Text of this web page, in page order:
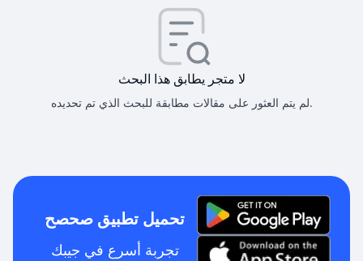
لا متجر يطابق هذا البحث
لم يتم العثور على مقالات مطابقة للبحث الذي تم تحديده.
تحميل تطبيق صحصح
تجربة أسرع في جيبك